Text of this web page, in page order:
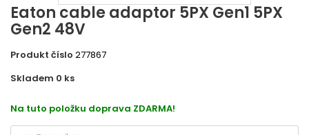
Eaton cable adaptor 5PX Gen1 5PX
Gen2 48V
Produkt číslo 277867
Skladem 0 ks
Na tuto položku doprava ZDARMA!